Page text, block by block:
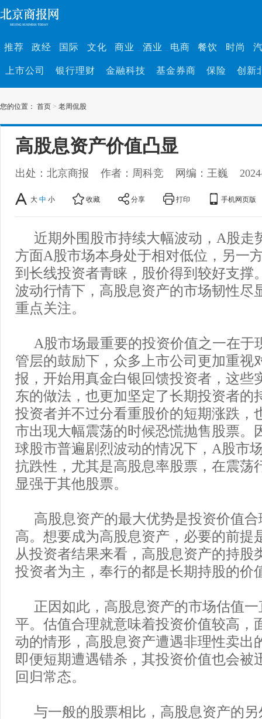
推荐 政经 国际 文化 商业 酒业 电商 餐饮 时尚
上市公司 银行理财 金融科技 基金券商 保险 创新
您的位置： 首页 > 老周侃股
高股息资产价值凸显
出处：北京商报 作者：周科竞 网编：王巍
大 中 小 收藏 分享 打印 手机网页版
近期外围股市持续大幅波动，A股走
方面A股市场本身处于相对低位，另一
到长线投资者青睐，股价得到较好支撑
波动行情下，高股息资产的市场韧性尽
重点关注。
A股市场最重要的投资价值之一在于
管层的鼓励下，众多上市公司更加重视
报，开始用真金白银回馈投资者，这些
东的做法，也更加坚定了长期投资者的
投资者并不过分看重股价的短期涨跌，
市出现大幅震荡的时候恐慌抛售股票。
球股市普遍剧烈波动的情况下，A股市
抗跌性，尤其是高股息率股票，在震荡
显强于其他股票。
高股息资产的最大优势是投资价值
高。想要成为高股息资产，必要的前提
从投资者结果来看，高股息资产的持股
投资者为主，奉行的都是长期持股的价
正因如此，高股息资产的市场估值
平。估值合理就意味着投资价值较高，
动的情形，高股息资产遭遇非理性卖出
即便短期遭遇错杀，其投资价值也会被
回归常态。
与一般的股票相比，高股息资产的